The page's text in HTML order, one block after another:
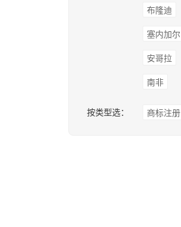
布隆迪
塞内加尔
安哥拉
南非
按类型选： 商标注册